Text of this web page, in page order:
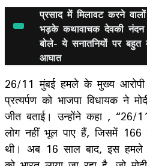
प्रसाद में मिलावट करने
भड़के कथावाचक देवकी
बोले- ये सनातनियों पर बहुत
आघात
26/11 मुंबई हमले के मुख्य आरोपी
प्रत्यर्पण को भाजपा विधायक ने
जीत बताई। उन्होंने कहा ,
लोग नहीं भूल पाए हैं, जिसमें 166
थी। अब 16 साल बाद, इस हमले